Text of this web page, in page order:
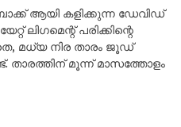
ആയി കളിക്കുന്ന ഡേവിഡ്
ലിഗമെന്റ് പരിക്കിന്റെ
മധ്യ നിര താരം ജൂഡ്
താരത്തിന് മൂന്ന് മാസത്തോളം